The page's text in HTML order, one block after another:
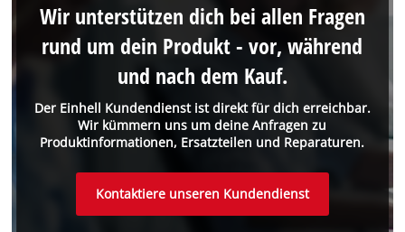
Der Einhell Kundendienst ist direkt für dich erreichbar.
Wir kümmern uns um deine Anfragen zu
Produktinformationen, Ersatzteilen und Reparaturen.
Wir unterstützen dich bei allen Fragen
rund um dein Produkt - vor, während
und nach dem Kauf.
Kontaktiere unseren Kundendienst